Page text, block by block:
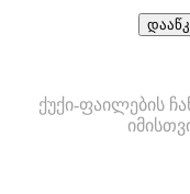
ქუქი-ფაილების